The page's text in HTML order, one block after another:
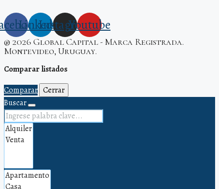
Linkedin
Instagram
Youtube
® 2026 Global Capital - Marca Registrada.
Montevideo, Uruguay.
Comparar listados
Comparar Cerrar
Buscar